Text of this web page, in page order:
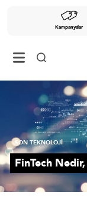
Kampanyalar
SON TEKNOLOJİ
FinTech